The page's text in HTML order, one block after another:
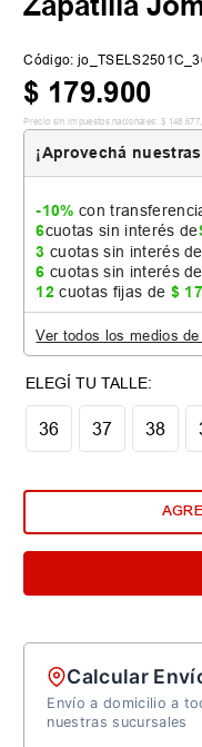
Código:
$ 179.900
Precio sin impuestos nacionales: $ 148 677,
¡Aprovechá
-10% con
6cuotas sin interés de
3 cuotas sin interés
6 cuotas sin interés
12 cuotas fijas de $ 17
Ver todos los medios de
36 37 38
Calcular
Envío a domicilio a
nuestras sucursales